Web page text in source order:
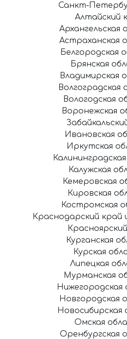
Санкт-
Алтайский
Архангельская
Астраханская
Белгородская
Брянская
Владимирская
Волгоградская
Вологодская
Воронежская
Ивановская
Иркутская
Калужская
Кемеровская
Кировская
Костромская
Краснодарский край
Курганская
Курская
Липецкая
Мурманская
Нижегородская
Новгородская
Новосибирская
Омская
Оренбургская